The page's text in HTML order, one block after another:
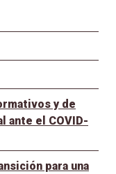
y de
ante el COVID-
para una